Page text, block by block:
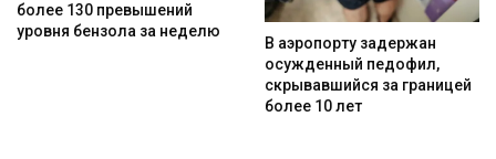
более 130 превышений
уровня бензола за неделю
В аэропорту задержан
осужденный педофил,
скрывавшийся за границей
более 10 лет